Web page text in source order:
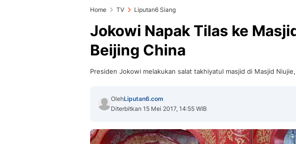
Home TV Liputan6 Siang
Jokowi Napak Tilas ke
Beijing China
Presiden Jokowi melakukan salat takhiyatul masjid di Masjid
OlehLiputan6.com
Diterbitkan 15 Mei 2017, 14:55 WIB